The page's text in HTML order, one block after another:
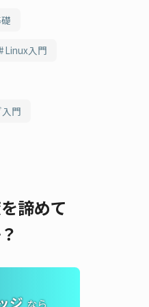
Linux入門
門
諦めて
ジ なら